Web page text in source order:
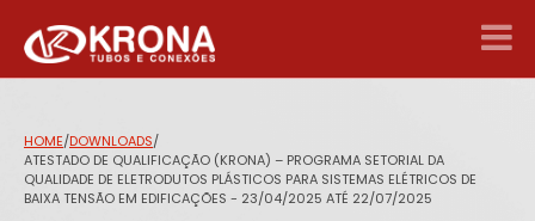
HOME/DOWNLOADS/
ATESTADO DE QUALIFICAÇÃO (KRONA) – PROGRAMA SETORIAL DA
QUALIDADE DE ELETRODUTOS PLÁSTICOS PARA SISTEMAS ELÉTRICOS DE
BAIXA TENSÃO EM EDIFICAÇÕES - 23/04/2025 ATÉ 22/07/2025